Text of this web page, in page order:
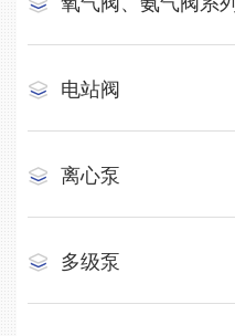
电站阀
离心泵
多级泵